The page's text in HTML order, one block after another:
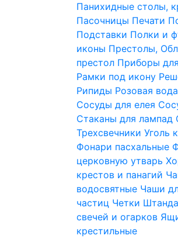
Панихидные столы,
Пасочницы Печати
Подставки Полки и
иконы Престолы,
престол Приборы
Рамки под икону
Рипиды Розовая вода
Сосуды для елея
Стаканы для лампад
Трехсвечники Уголь
Фонари пасхальные
церковную утварь
крестов и панагий
водосвятные Чаши
частиц Четки
свечей и огарков
крестильные